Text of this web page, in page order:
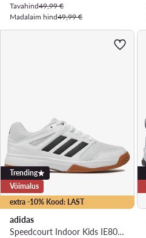
Tavahind49,99 €
Madalaim hind49,99 €
extra -10% Kood: LAST
Trending
Võimalus
adidas
Speedcourt Indoor Kids IE8034 · Saalijalatsid